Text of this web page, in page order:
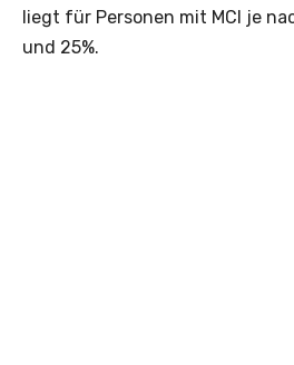
liegt für Personen mit MCI je
und 25%.